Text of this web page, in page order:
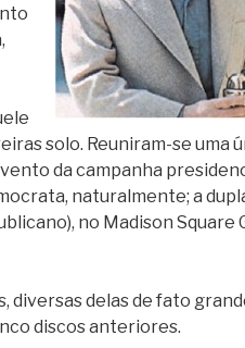
solo. Reuniram-se uma
da campanha
naturalmente; a
no Madison Square
diversas delas de fato
discos anteriores.